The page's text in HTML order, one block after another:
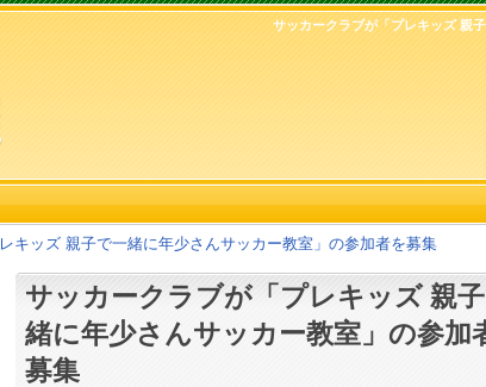
サッカークラブが「プレキッズ 親
キッズ 親子で一緒に年少さんサッカー教室」の参加者を募集
サッカークラブが「プレキッズ 親
緒に年少さんサッカー教室」の参加
募集